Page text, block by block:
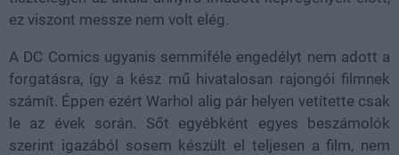
ez viszont messze nem volt elég.
A DC Comics ugyanis semmiféle engedélyt nem adott a
forgatásra, így a kész mű hivatalosan rajongói filmnek
számít. Éppen ezért Warhol alig pár helyen vetítette csak
le az évek során. Sőt egyébként egyes beszámolók
szerint igazából sosem készült el teljesen a film, nem